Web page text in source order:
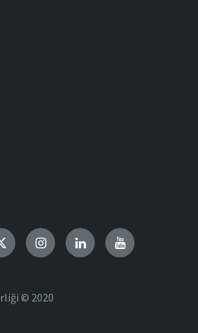
TwitterInstagramLinkedInYouTube
© 2020